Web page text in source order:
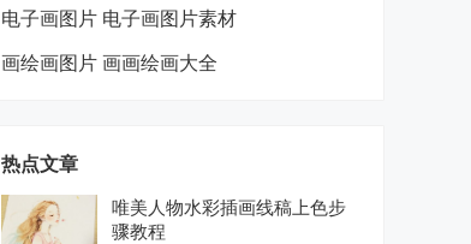
电子画图片 电子画图片素材
画绘画图片 画画绘画大全
热点文章
唯美人物水彩插画线稿上色步
骤教程